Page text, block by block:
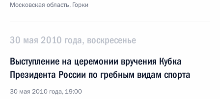
Московская область, Горки
30 мая 2010 года, воскресенье
Выступление на церемонии вручения Кубка
Президента России по гребным видам спорта
30 мая 2010 года, 19:00